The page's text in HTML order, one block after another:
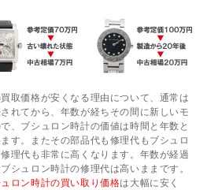
取価格が安くなる理由について、通常は
れてから、年数が経ちその間に新しいモ
、ブシュロン時計の価値は時間と年数と
す。またその部品代も修理代もブシュロ
理代も非常に高くなります。年数が経過
シュロン時計の修理代は高いままです。
ロン時計の買い取り価格は大幅に安く